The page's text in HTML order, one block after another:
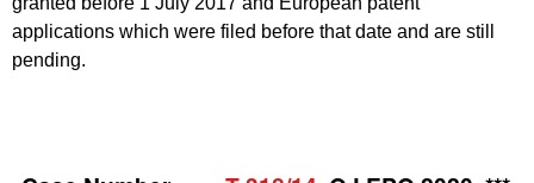
applications which were filed before that date and are still
pending.